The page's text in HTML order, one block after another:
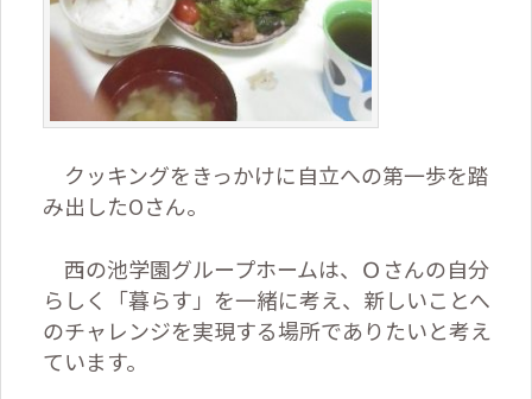
クッキングをきっかけに自立への第一歩を踏
み出したOさん。
西の池学園グループホームは、Ｏさんの自分
らしく「暮らす」を一緒に考え、新しいことへ
のチャレンジを実現する場所でありたいと考え
ています。